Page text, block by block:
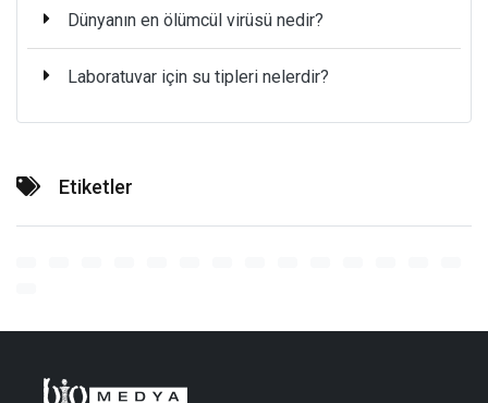
Dünyanın en ölümcül virüsü nedir?
Laboratuvar için su tipleri nelerdir?
Etiketler